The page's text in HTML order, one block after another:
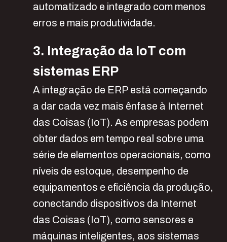
automatizado e integrado com menos
erros e mais produtividade.
3. Integração da IoT com
sistemas ERP
A integração de ERP está começando
a dar cada vez mais ênfase à Internet
das Coisas (IoT). As empresas podem
obter dados em tempo real sobre uma
série de elementos operacionais, como
níveis de estoque, desempenho de
equipamentos e eficiência da produção,
conectando dispositivos da Internet
das Coisas (IoT), como sensores e
máquinas inteligentes, aos sistemas